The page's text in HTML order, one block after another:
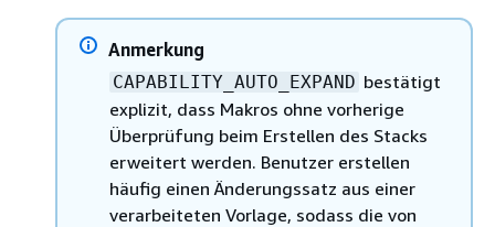
Anmerkung
CAPABILITY_AUTO_EXPAND bestätigt
explizit, dass Makros ohne vorherige
Überprüfung beim Erstellen des Stacks
erweitert werden. Benutzer erstellen
häufig einen Änderungssatz aus einer
verarbeiteten Vorlage, sodass die von